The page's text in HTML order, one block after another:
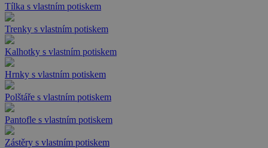
Tílka s vlastním potiskem
Trenky s vlastním potiskem
Kalhotky s vlastním potiskem
Hrnky s vlastním potiskem
Polštáře s vlastním potiskem
Pantofle s vlastním potiskem
Zástěry s vlastním potiskem